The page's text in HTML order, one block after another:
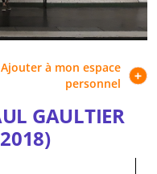
Ajouter à mon espace
personnel
GAULTIER